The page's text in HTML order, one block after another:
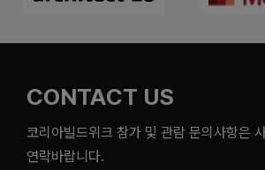
CONTACT US
코리아빌드위크 참가 및 관람 문의사항은
연락바랍니다.